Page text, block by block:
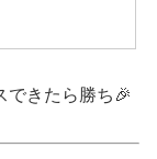
できたら勝ち🎉